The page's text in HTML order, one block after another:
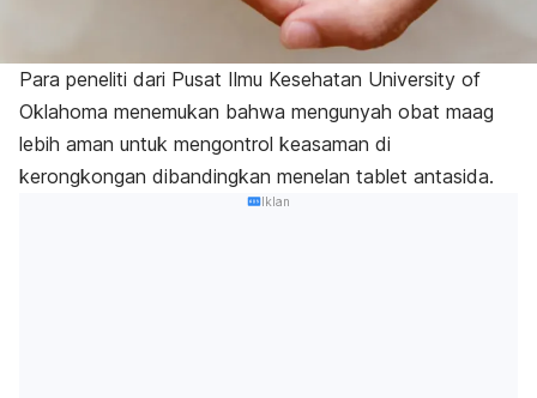
Para peneliti dari Pusat Ilmu Kesehatan University of
Oklahoma menemukan bahwa mengunyah obat maag
lebih aman untuk mengontrol keasaman di
kerongkongan dibandingkan menelan tablet antasida.
Iklan